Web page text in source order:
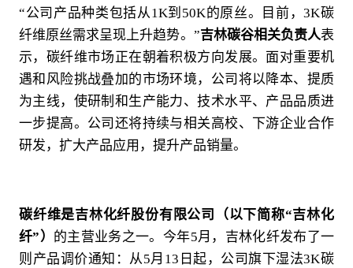
“公司产品种类包括从1K到50K的原丝。目前，3K碳
纤维原丝需求呈现上升趋势。”吉林碳谷相关负责人表
示，碳纤维市场正在朝着积极方向发展。面对重要机
遇和风险挑战叠加的市场环境，公司将以降本、提质
为主线，使研制和生产能力、技术水平、产品品质进
一步提高。公司还将持续与相关高校、下游企业合作
研发，扩大产品应用，提升产品销量。
碳纤维是吉林化纤股份有限公司（以下简称“吉林化
纤”）
的主营业务之一。今年5月，吉林化纤发布了一
则产品调价通知：从5月13日起，公司旗下湿法3K碳